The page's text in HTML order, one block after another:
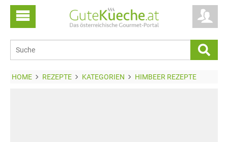
HOME REZEPTE KATEGORIEN HIMBEER REZEPTE